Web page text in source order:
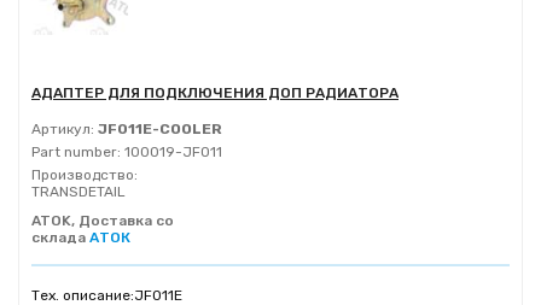
АДАПТЕР ДЛЯ ПОДКЛЮЧЕНИЯ ДОП РАДИАТОРА
Артикул: JF011E-COOLER
Part number: 100019-JF011
Производство:
TRANSDETAIL
ATOK, Доставка со
склада АТОК
Тех. описание:JF011E